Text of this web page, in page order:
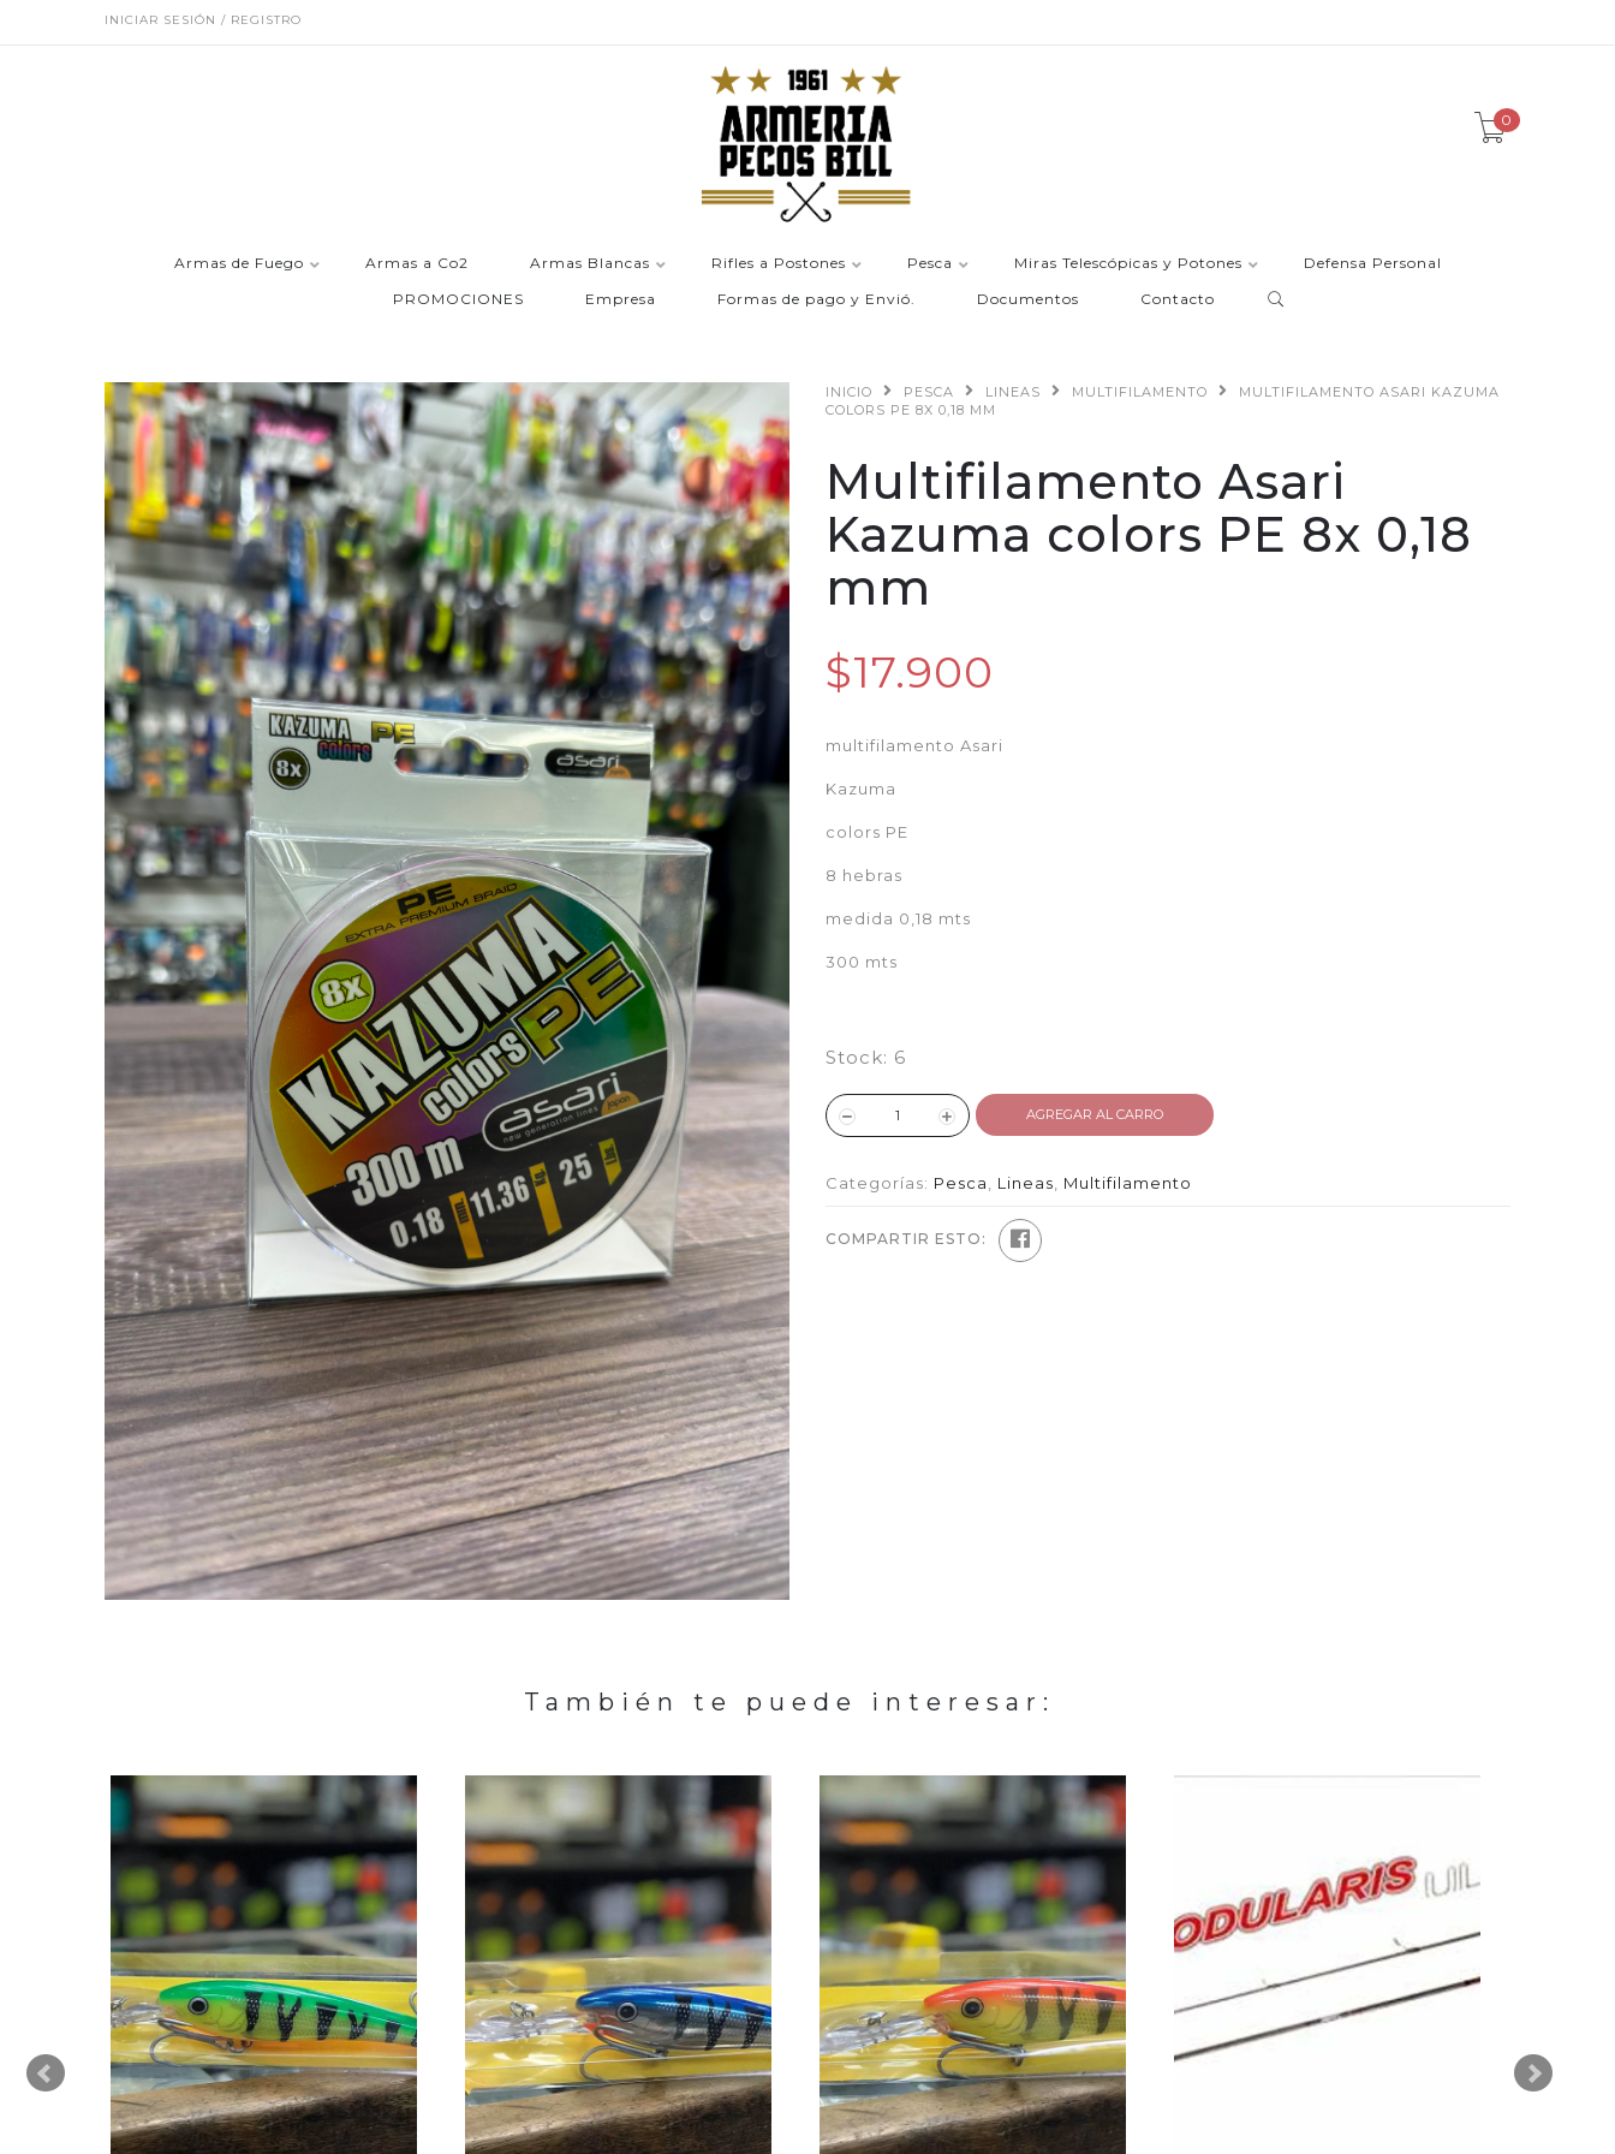
INICIAR SESIÓN / REGISTRO
0
Armas de Fuego Armas a Co2 Armas Blancas Rifles a Postones Pesca Miras Telescópicas y Potones
Defensa Personal
PROMOCIONES
Empresa Formas de pago y Envió. Documentos Contacto
INICIO PESCA LINEAS MULTIFILAMENTO
MULTIFILAMENTO ASARI KAZUMA
COLORS PE 8X 0,18 MM
Multifilamento Asari
Kazuma colors PE 8x 0,18
mm
$17.900
multifilamento Asari
Kazuma
colors PE
8 hebras
medida 0,18 mts
300 mts
Stock: 6
AGREGAR AL CARRO
Categorías: Pesca Lineas Multifilamento
COMPARTIR ESTO:
También te puede interesar: